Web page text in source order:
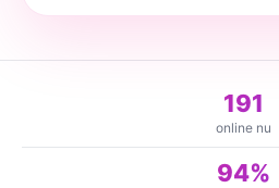
191
online nu
94%